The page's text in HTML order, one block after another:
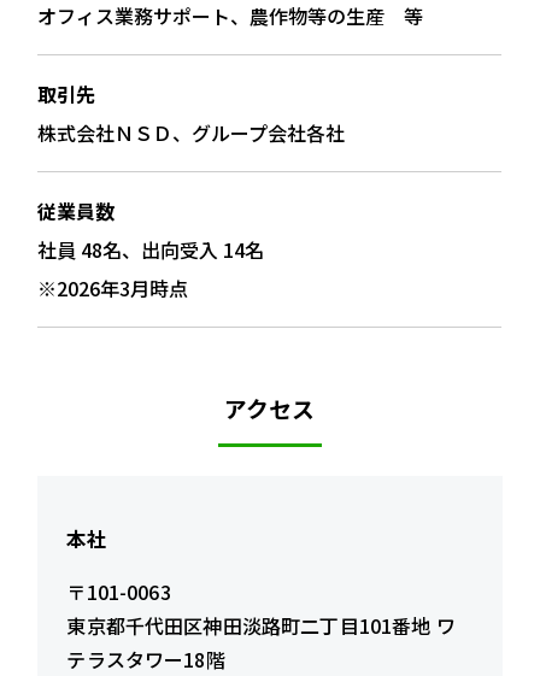
オフィス業務サポート、農作物等の生産 等
取引先
株式会社ＮＳＤ、グループ会社各社
従業員数
社員 48名、出向受入 14名
※2026年3月時点
アクセス
本社
〒101-0063
東京都千代田区神田淡路町二丁目101番地 ワ
テラスタワー18階